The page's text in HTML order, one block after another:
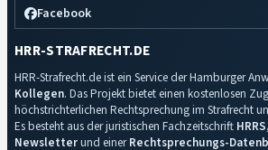
Facebook
HRR-STRAFRECHT.DE
HRR-Strafrecht.de ist ein Service der Hamburger
Kollegen. Das Projekt bietet einen kostenlosen
höchstrichterlichen Rechtsprechung im Strafrecht
Es besteht aus der juristischen Fachzeitschrift HRRS
Newsletterund einerRechtsprechungs-